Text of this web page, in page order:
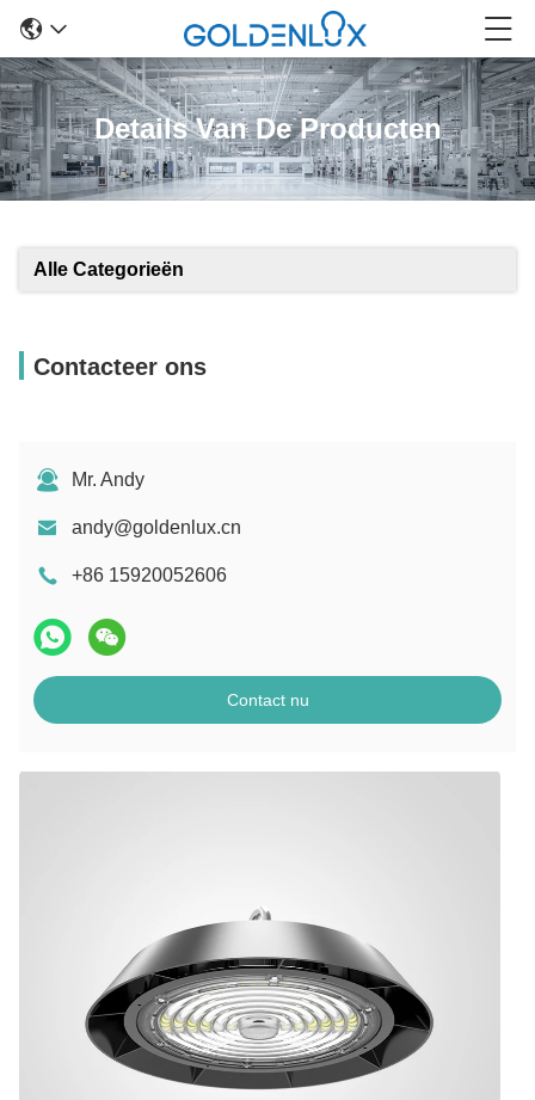
Details Van De Producten
Alle Categorieën
Contacteer ons
Mr. Andy
andy@goldenlux.cn
+86 15920052606
Contact nu